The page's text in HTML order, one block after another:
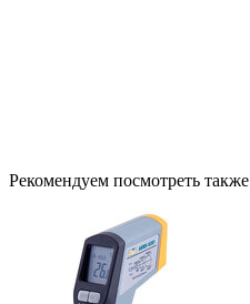
Рекомендуем посмотреть также